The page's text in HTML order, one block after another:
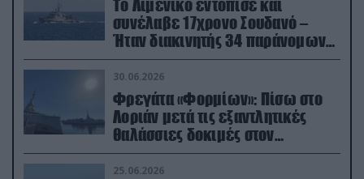
Το Λιμενικό εντόπισε και
συνέλαβε 17χρονο Σουδανό –
Ήταν διακινητής 34 παράνομων
μεταναστών
30.06.2026
Φρεγάτα «Φορμίων»: Πίσω στο
Λοριάν μετά τις εξαντλητικές
θαλάσσιες δοκιμές στον
απαιτητικό Βισκαϊκό
25.06.2026